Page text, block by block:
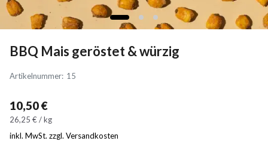
BBQ Mais geröstet & würzig
Artikelnummer: 15
10,50 €
26,25 € / kg
inkl. MwSt. zzgl. Versandkosten